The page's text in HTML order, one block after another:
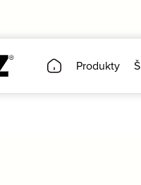
Produkty